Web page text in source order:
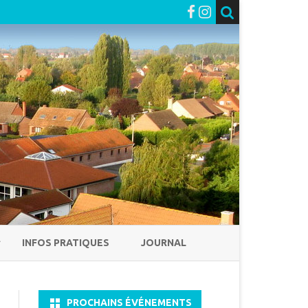
INFOS PRATIQUES JOURNAL
PROCHAINS ÉVÉNEMENTS